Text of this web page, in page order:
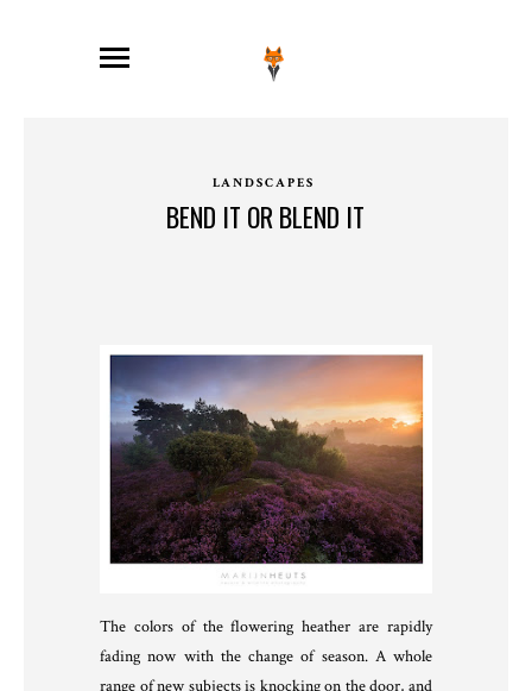
LANDSCAPES
BEND IT OR BLEND IT
The colors of the flowering heather are rapidly
fading now with the change of season. A whole
range of new subjects is knocking on the door, and